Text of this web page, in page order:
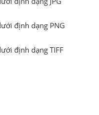
định dạng PNG
định dạng TIFF